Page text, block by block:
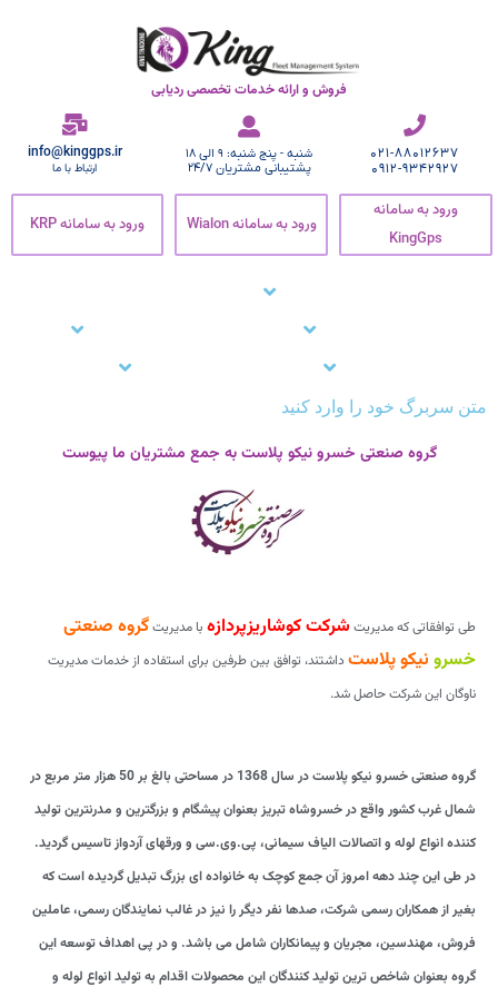
فروش و ارائه خدمات تخصصی ردیابی
021-88012637
0912-9342927
شنبه - پنج شنبه: 9 الی 18
پشتیبانی مشتریان 24/7
info@kinggps.ir
ارتباط با ما
ورود به سامانه
KingGps
ورود به سامانه Wialon ورود به سامانه KRP
متن سربرگ خود را وارد کنید
گروه صنعتی خسرو نیکو پلاست به جمع مشتریان ما پیوست
طی توافقاتی که مدیریت شرکت کوشاریزپردازه با مدیریتگروه صنعتی
خسرو نیکو پلاست داشتند، توافق بین طرفین برای استفاده از خدمات مدیریت
ناوگان این شرکت حاصل شد.
گروه صنعتی خسرو نیکو پلاست در سال 1368 در مساحتی بالغ بر 50 هزار متر مربع در
شمال غرب کشور واقع در خسروشاه تبریز بعنوان پیشگام و بزرگترین و مدرنترین تولید
کننده انواع لوله و اتصالات الیاف سیمانی، پی.وی.سی و ورقهای آردواز تاسیس گردید.
در طی این چند دهه امروز آن جمع کوچک به خانواده ای بزرگ تبدیل گردیده است که
بغیر از همکاران رسمی شرکت، صدها نفر دیگر را نیز در غالب نمایندگان رسمی، عاملین
فروش، مهندسین، مجریان و پیمانکاران شامل می باشد. و در پی اهداف توسعه این
گروه بعنوان شاخص ترین تولید کنندگان این محصولات اقدام به تولید انواع لوله و